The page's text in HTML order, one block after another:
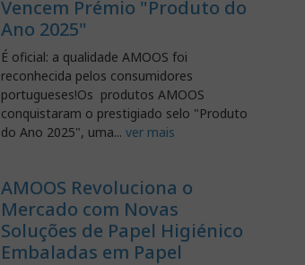
Vencem Prémio "Produto do
Ano 2025"
É oficial: a qualidade AMOOS foi
reconhecida pelos consumidores
portugueses!Os produtos AMOOS
conquistaram o prestigiado selo "Produto
do Ano 2025", uma... ver mais
AMOOS Revoluciona o
Mercado com Novas
Soluções de Papel Higiénico
Embaladas em Papel